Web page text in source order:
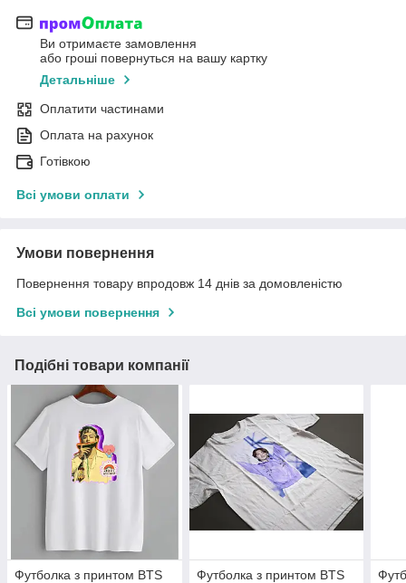
Ви отримаєте замовлення
або гроші повернуться на вашу картку
Детальніше
Оплатити частинами
Оплата на рахунок
Готівкою
Всі умови оплати
Умови повернення
Повернення товару впродовж 14 днів за домовленістю
Всі умови повернення
Подібні товари компанії
Футболка з принтом BTS Футболка з принтом BTS